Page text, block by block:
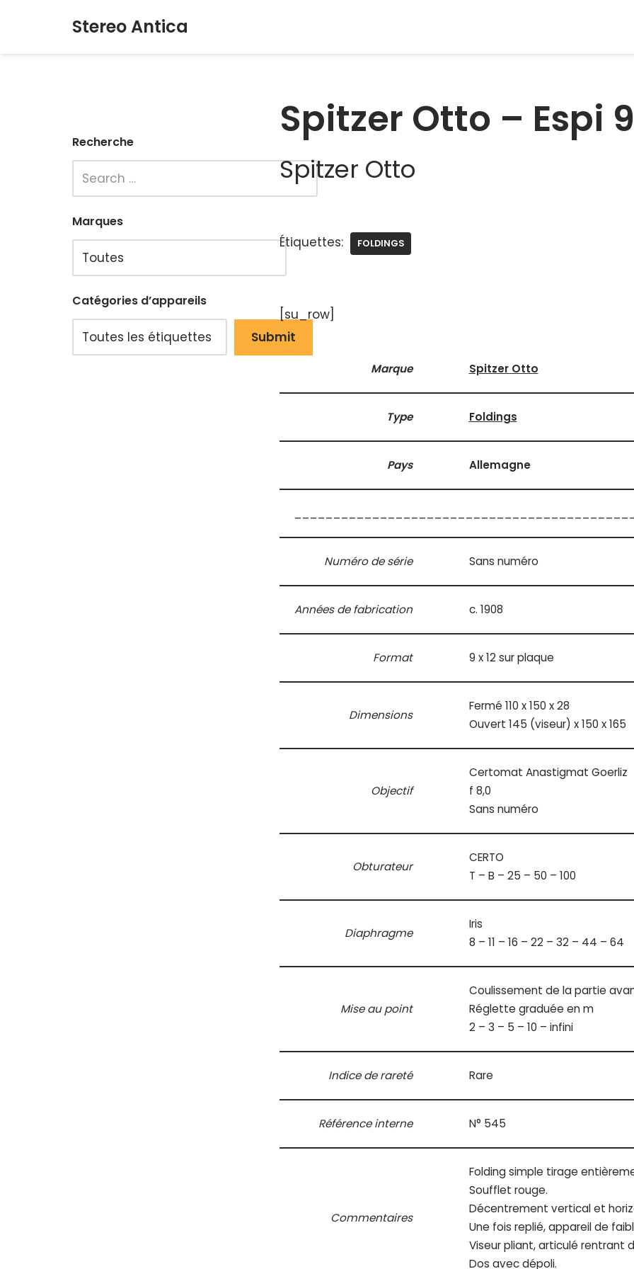
Stereo Antica
Recherche
Marques
Catégories d’appareils
Spitzer Otto – Espi
Spitzer Otto
Étiquettes: FOLDINGS
[su_row]
Marque Spitzer Otto
Type Foldings
Pays Allemagne
Numéro de série Sans numéro
Années de fabrication c. 1908
Format 9 x 12 sur plaque
Dimensions
Fermé 110 x 150 x 28
Ouvert 145 (viseur) x 150 x 165
Objectif
Certomat Anastigmat Goerliz
f 8,0
Sans numéro
Obturateur
CERTO
T – B – 25 – 50 – 100
Diaphragme
Iris
8 – 11 – 16 – 22 – 32 – 44 – 64
Mise au point
Coulissement de la partie
Réglette graduée en m
2 – 3 – 5 – 10 – infini
Indice de rareté Rare
Référence interne N° 545
Commentaires
Folding simple tirage
Soufflet rouge.
Décentrement vertical et
Une fois replié, appareil de
Viseur pliant, articulé rentrant
Dos avec dépoli.